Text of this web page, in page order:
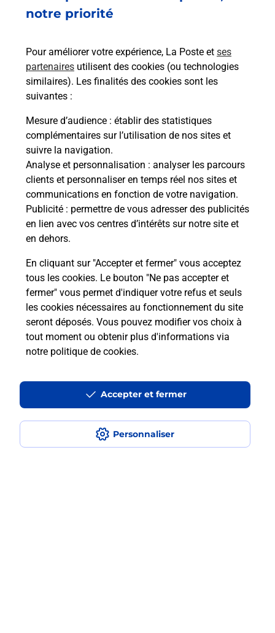
notre priorité
Pour améliorer votre expérience, La Poste et ses
partenaires utilisent des cookies (ou technologies
similaires). Les finalités des cookies sont les
suivantes :
Mesure d’audience : établir des statistiques
complémentaires sur l’utilisation de nos sites et
suivre la navigation.
Analyse et personnalisation : analyser les parcours
clients et personnaliser en temps réel nos sites et
communications en fonction de votre navigation.
Publicité : permettre de vous adresser des publicités
en lien avec vos centres d’intérêts sur notre site et
en dehors.
En cliquant sur "Accepter et fermer" vous acceptez
tous les cookies. Le bouton "Ne pas accepter et
fermer" vous permet d'indiquer votre refus et seuls
les cookies nécessaires au fonctionnement du site
seront déposés. Vous pouvez modifier vos choix à
tout moment ou obtenir plus d'informations via
notre politique de cookies.
Personnaliser
Accepter et fermer
Ouvert 24h/24
Recherchez un autre point de contact
Questions fréquemment posées
Quel réseau utilise La Poste Mobile ?
Est-ce que je peux garder mon
Est-ce que je peux bénéficier de la 5G
avec La Poste Mobile ?
Est-ce que je peux utiliser mon forfait
à l’étranger avec La Poste Mobile ?
Est-ce que je peux payer mon
smartphone Samsung en plusieurs
Est-ce que je peux assurer mon